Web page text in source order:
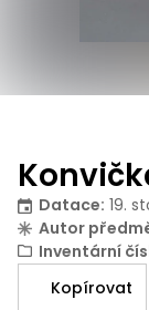
Datace: 19.
Autor
Inventární
Kopírovat